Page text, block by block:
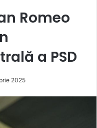
Romeo
a PSD
2025